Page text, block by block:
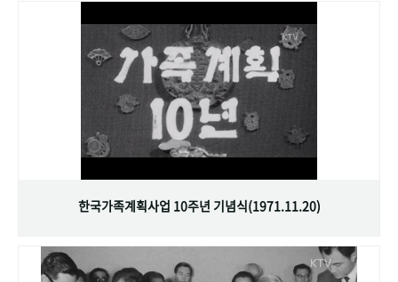
한국가족계획사업 10주년 기념식(1971.11.20)